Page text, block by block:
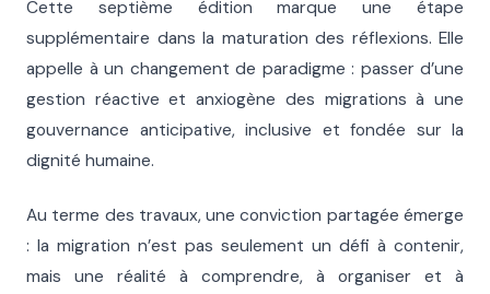
Cette septième édition marque une étape
supplémentaire dans la maturation des réflexions. Elle
appelle à un changement de paradigme : passer d’une
gestion réactive et anxiogène des migrations à une
gouvernance anticipative, inclusive et fondée sur la
dignité humaine.
Au terme des travaux, une conviction partagée émerge
: la migration n’est pas seulement un défi à contenir,
mais une réalité à comprendre, à organiser et à